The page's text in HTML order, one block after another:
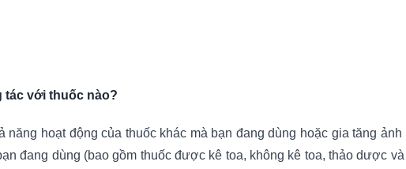
tác với thuốc nào?
năng hoạt động của thuốc khác mà bạn đang dùng hoặc gia tăng
đang dùng (bao gồm thuốc được kê toa, không kê toa, thảo dược